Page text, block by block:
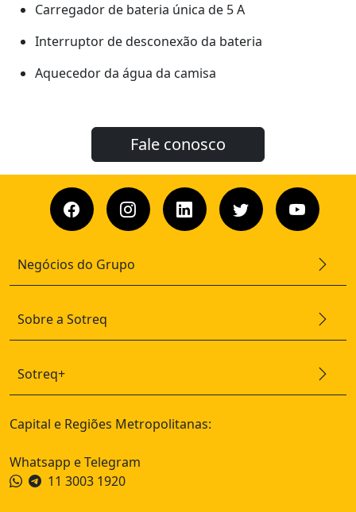
Carregador de bateria única de 5 A
Interruptor de desconexão da bateria
Aquecedor da água da camisa
Fale conosco
Negócios do Grupo
Sobre a Sotreq
Sotreq+
Capital e Regiões Metropolitanas:
Whatsapp e Telegram
11 3003 1920